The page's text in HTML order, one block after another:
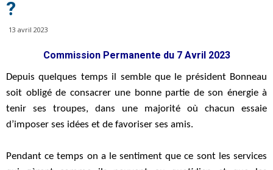
?
13 avril 2023
Commission Permanente du 7 Avril 2023
Depuis quelques temps il semble que le président Bonneau
soit obligé de consacrer une bonne partie de son énergie à
tenir ses troupes, dans une majorité où chacun essaie
d’imposer ses idées et de favoriser ses amis.
Pendant ce temps on a le sentiment que ce sont les services